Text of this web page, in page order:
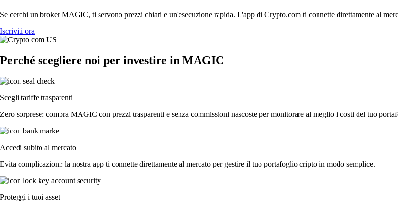
Se cerchi un broker MAGIC, ti servono prezzi chiari e un'esecuzione rapida. L'app di Crypto.com ti connette direttamente al
Iscriviti ora
Perché scegliere noi per investire in MAGIC
Scegli tariffe trasparenti
Zero sorprese: compra MAGIC con prezzi trasparenti e senza commissioni nascoste per monitorare al meglio i costi del tuo
Accedi subito al mercato
Evita complicazioni: la nostra app ti connette direttamente al mercato per gestire il tuo portafoglio cripto in modo semplice.
Proteggi i tuoi asset